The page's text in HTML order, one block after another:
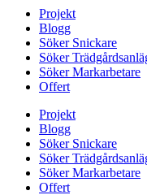
Projekt
Blogg
Söker Snickare
Söker
Söker Markarbetare
Offert
Projekt
Blogg
Söker Snickare
Söker
Söker Markarbetare
Offert